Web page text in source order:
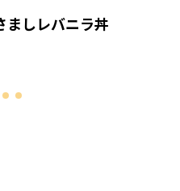
ましレバニラ丼